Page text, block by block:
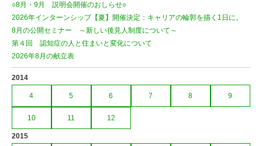
○8月・9月 説明会開催のおしらせ○
2026年インターンシップ【夏】開催決定：キャリアの輪郭を描く1日に。
8月の公開セミナー ～新しい後見人制度について～
第４回 認知症の人と住まいと変化について
2026年8月の献立表
2014
4 5 6 7 8 9
10 11 12
2015